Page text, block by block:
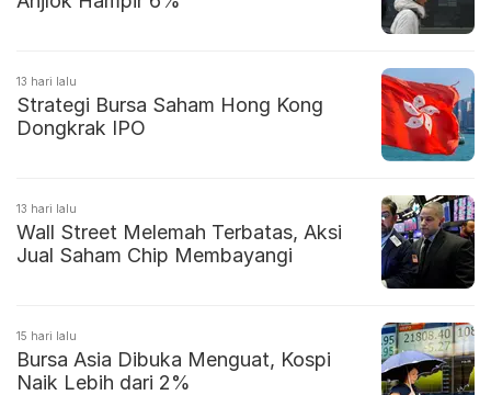
13 hari lalu
Strategi Bursa Saham Hong Kong
Dongkrak IPO
13 hari lalu
Wall Street Melemah Terbatas, Aksi
Jual Saham Chip Membayangi
15 hari lalu
Bursa Asia Dibuka Menguat, Kospi
Naik Lebih dari 2%